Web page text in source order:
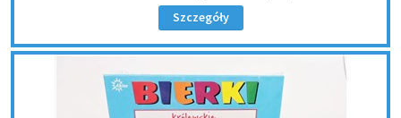
Szczegóły